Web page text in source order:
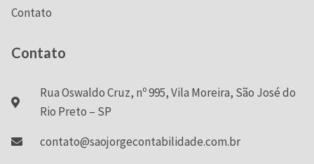
Contato
Contato
Rua Oswaldo Cruz, nº 995, Vila Moreira, São José do
Rio Preto – SP
contato@saojorgecontabilidade.com.br